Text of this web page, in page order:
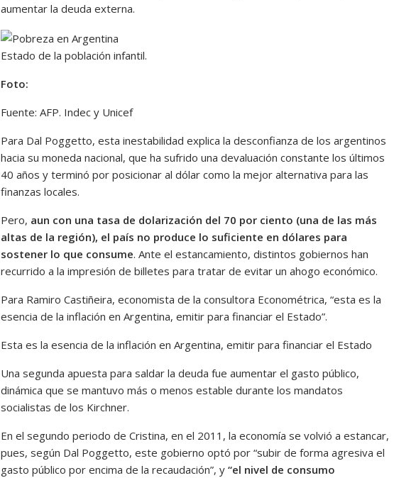
aumentar la deuda externa.
Estado de la población infantil.
Foto:
Fuente: AFP. Indec y Unicef
Para Dal Poggetto, esta inestabilidad explica la desconfianza de los argentinos
hacia su moneda nacional, que ha sufrido una devaluación constante los últimos
40 años y terminó por posicionar al dólar como la mejor alternativa para las
finanzas locales.
Pero, aun con una tasa de dolarización del 70 por ciento (una de las más
altas de la región), el país no produce lo suficiente en dólares para
sostener lo que consume. Ante el estancamiento, distintos gobiernos han
recurrido a la impresión de billetes para tratar de evitar un ahogo económico.
Para Ramiro Castiñeira, economista de la consultora Econométrica, “esta es la
esencia de la inflación en Argentina, emitir para financiar el Estado”.
Esta es la esencia de la inflación en Argentina, emitir para financiar el Estado
Una segunda apuesta para saldar la deuda fue aumentar el gasto público,
dinámica que se mantuvo más o menos estable durante los mandatos
socialistas de los Kirchner.
En el segundo periodo de Cristina, en el 2011, la economía se volvió a estancar,
pues, según Dal Poggetto, este gobierno optó por “subir de forma agresiva el
gasto público por encima de la recaudación”, y “el nivel de consumo